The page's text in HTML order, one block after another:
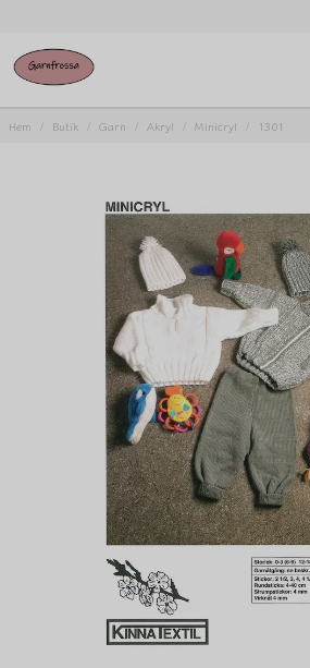
Hem Butik Garn Akryl Minicryl 1301